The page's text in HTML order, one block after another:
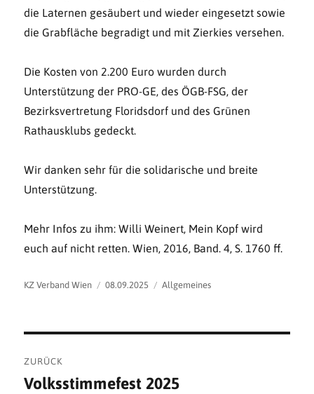
die Laternen gesäubert und wieder eingesetzt sowie
die Grabfläche begradigt und mit Zierkies versehen.
Die Kosten von 2.200 Euro wurden durch
Unterstützung der PRO-GE, des ÖGB-FSG, der
Bezirksvertretung Floridsdorf und des Grünen
Rathausklubs gedeckt.
Wir danken sehr für die solidarische und breite
Unterstützung.
Mehr Infos zu ihm: Willi Weinert, Mein Kopf wird
euch auf nicht retten. Wien, 2016, Band. 4, S. 1760 ff.
Autor
KZ Verband Wien
Veröffentlicht
08.09.2025 Kategorien
Allgemeines
ZURÜCK
Vorheriger
Volksstimmefest 2025